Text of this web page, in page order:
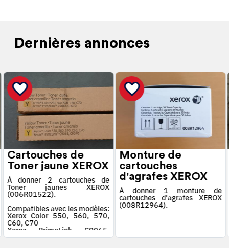
Dernières annonces
Cartouches de
Toner jaune XEROX
À donner 2 cartouches de
Toner jaunes XEROX
(006R01522).
Compatibles avec les modèles:
Xerox Color 550, 560, 570,
C60, C70
Xerox PrimeLink C9065,
C9070
Monture de
cartouches
d'agrafes XEROX
À donner 1 monture de
cartouches d'agrafes XEROX
(008R12964).